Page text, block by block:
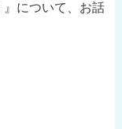
』について、お話